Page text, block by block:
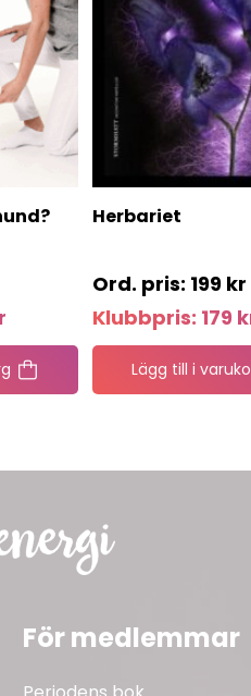
Herbariet
199 kr
Klubbpris: 179
Lägg till i
För medlemmar